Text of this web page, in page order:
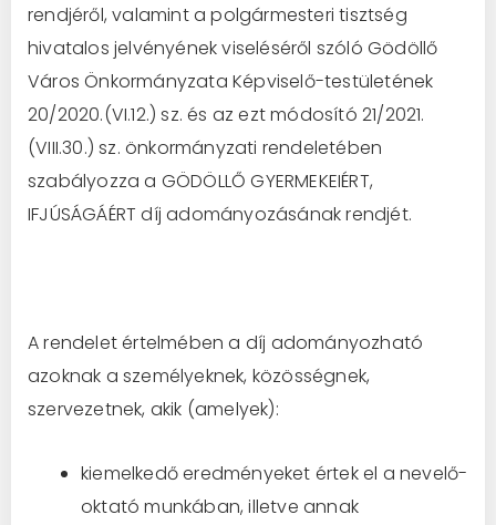
rendjéről, valamint a polgármesteri tisztség
hivatalos jelvényének viseléséről szóló Gödöllő
Város Önkormányzata Képviselő-testületének
20/2020.(VI.12.) sz. és az ezt módosító 21/2021.
(VIII.30.) sz. önkormányzati rendeletében
szabályozza a GÖDÖLLŐ GYERMEKEIÉRT,
IFJÚSÁGÁÉRT díj adományozásának rendjét.
A rendelet értelmében a díj adományozható
azoknak a személyeknek, közösségnek,
szervezetnek, akik (amelyek):
kiemelkedő eredményeket értek el a nevelő-
oktató munkában, illetve annak